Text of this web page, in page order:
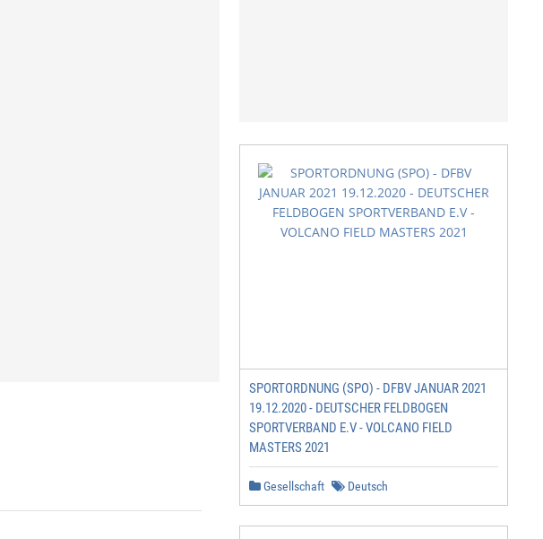
SPORTORDNUNG (SPO) - DFBV JANUAR 2021
19.12.2020 - DEUTSCHER FELDBOGEN
SPORTVERBAND E.V - VOLCANO FIELD
MASTERS 2021
Gesellschaft Deutsch